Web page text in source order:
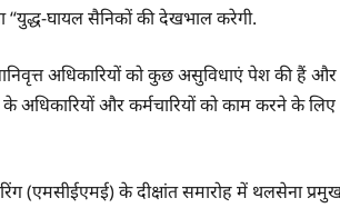
“युद्ध-घायल सैनिकों की देखभाल करेगी.
अधिकारियों को कुछ असुविधाएं पेश की हैं और
अधिकारियों और कर्मचारियों को काम करने के लिए
(एमसीईएमई) के दीक्षांत समारोह में थलसेना